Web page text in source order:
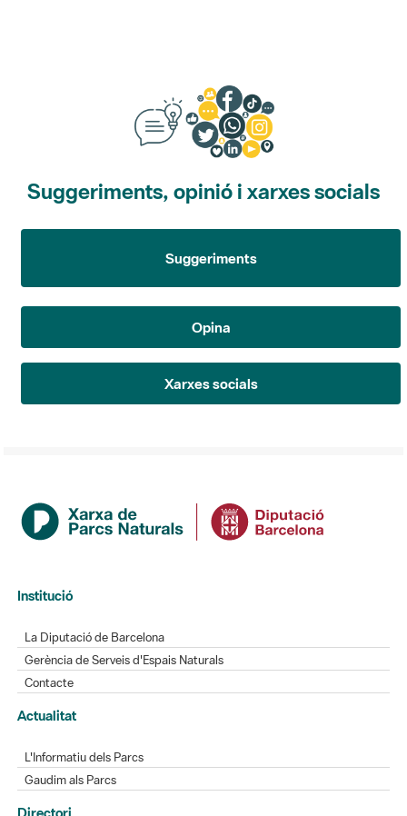
Suggeriments, opinió i xarxes socials
Suggeriments
Opina
Xarxes socials
Institució
La Diputació de Barcelona
Gerència de Serveis d'Espais Naturals
Contacte
Actualitat
L'Informatiu dels Parcs
Gaudim als Parcs